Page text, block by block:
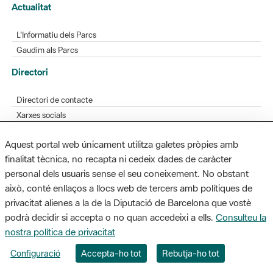
Actualitat
L'Informatiu dels Parcs
Gaudim als Parcs
Directori
Directori de contacte
Xarxes socials
Bústia de suggeriments
Opineu sobre els parcs
MAPA WEB AVÍS LEGAL ACCESSIBILITAT
Diputació de Barcelona. Edifici Llacuna, 1a planta. Badajoz, 49. 08005
Barcelona. Tel. 934 022 428 / xarxaparcs@diba.cat
Aquest portal web únicament utilitza galetes pròpies amb
finalitat tècnica, no recapta ni cedeix dades de caràcter
personal dels usuaris sense el seu coneixement. No obstant
això, conté enllaços a llocs web de tercers amb polítiques de
privacitat alienes a la de la Diputació de Barcelona que vostè
podrà decidir si accepta o no quan accedeixi a ells. Consulteu la
nostra política de privacitat
Configuració Accepta-ho tot Rebutja-ho tot